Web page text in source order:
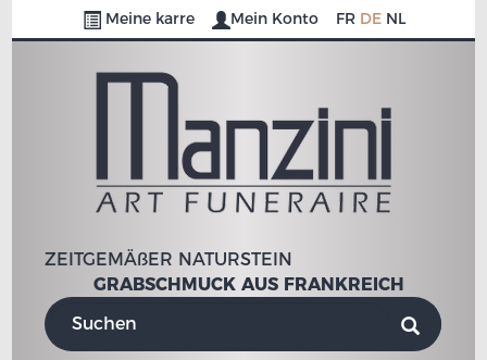
Meine karre Mein Konto FR DE NL
ZEITGEMÄßER NATURSTEIN
GRABSCHMUCK AUS FRANKREICH